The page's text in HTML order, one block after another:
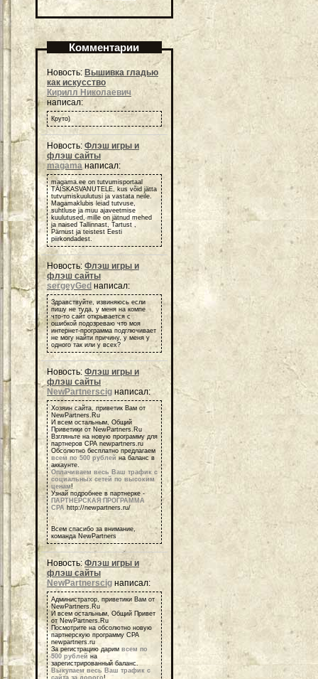
Комментарии
Новость: Вышивка гладью
как искусство
Кирилл Николаевич
написал:
Круто)
Новость: Флэш игры и
флэш сайты
magama написал:
magama.ee on tutvumisportaal
TÄISKASVANUTELE, kus võid jätta
tutvumiskuulutusi ja vastata neile.
Magamaklubis leiad tutvuse,
suhtluse ja muu ajaveetmise
kuulutused, mille on jätnud mehed
ja naised Tallinnast, Tartust ,
Pärnust ja teistest Eesti
piirkondadest.
Новость: Флэш игры и
флэш сайты
sergeyGed написал:
Здравствуйте, извиняюсь если
пишу не туда, у меня на компе
что-то сайт открывается с
ошибкой подозреваю что моя
интернет-программа подглючивает
не могу найти причину, у меня у
одного так или у всех?
Новость: Флэш игры и
флэш сайты
NewPartnerscig написал:
Хозяин сайта, приветик Вам от
NewPartners.Ru
И всем остальным, Общий
Приветики от NewPartners.Ru
Взгляньте на новую программу для
партнеров СРА newpartners.ru
Обсолютно бесплатно предлагаем
всем по 500 рублей на баланс в
аккаунте.
Оплачиваем весь Ваш трафик с
социальных сетей по высоким
ценам!
Узнай подробнее в партнерке -
ПАРТНЕРСКАЯ ПРОГРАММА
СРА http://newpartners.ru/
Всем спасибо за внимание,
команда NewPartners
Новость:Флэш игры и
флэш сайты
NewPartnerscig написал:
Администратор, приветики Вам от
NewPartners.Ru
И всем остальным, Общий Привет
от NewPartners.Ru
Посмотрите на обсолютно новую
партнерскую программу СРА
newpartners.ru
За регистрацию дарим всем по
500 рублей на
зарегистрированный баланс.
Выкупаем весь Ваш трафик с